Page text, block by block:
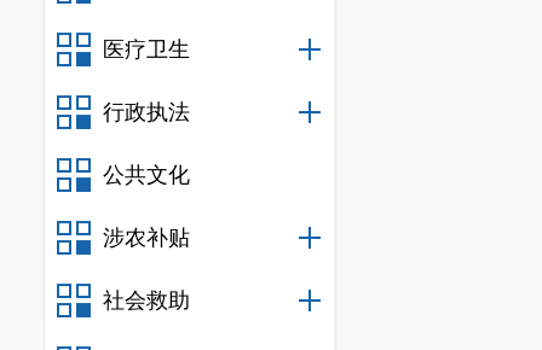
医疗卫生
行政执法
公共文化
涉农补贴
社会救助